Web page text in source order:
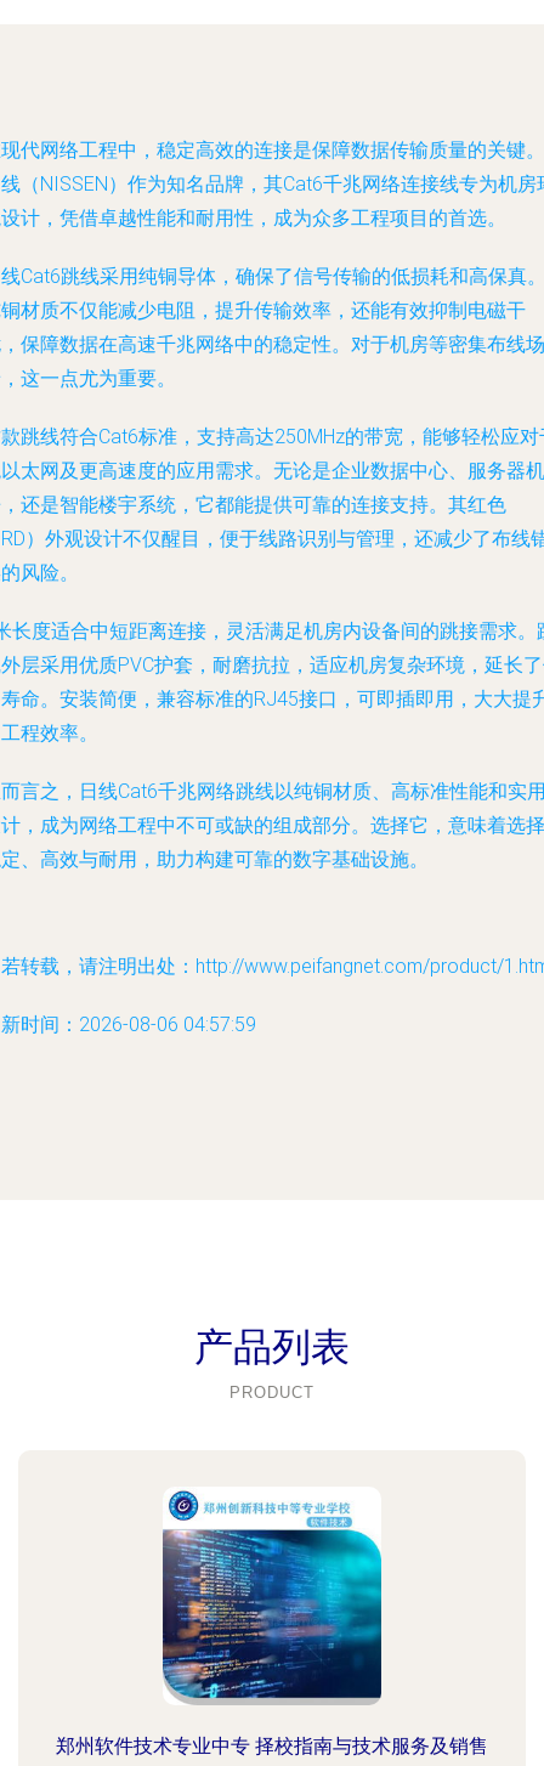
代网络工程中，稳定高效的连接是保障数据传输质量的关键。
（NISSEN）作为知名品牌，其Cat6千兆网络连接线专为机房
计，凭借卓越性能和耐用性，成为众多工程项目的首选。
Cat6跳线采用纯铜导体，确保了信号传输的低损耗和高保真
材质不仅能减少电阻，提升传输效率，还能有效抑制电磁干
保障数据在高速千兆网络中的稳定性。对于机房等密集布线场
这一点尤为重要。
跳线符合Cat6标准，支持高达250MHz的带宽，能够轻松应对
太网及更高速度的应用需求。无论是企业数据中心、服务器机
还是智能楼宇系统，它都能提供可靠的连接支持。其红色
）外观设计不仅醒目，便于线路识别与管理，还减少了布线
风险。
长度适合中短距离连接，灵活满足机房内设备间的跳接需求。
层采用优质PVC护套，耐磨抗拉，适应机房复杂环境，延长
命。安装简便，兼容标准的RJ45接口，可即插即用，大大提
程效率。
言之，日线Cat6千兆网络跳线以纯铜材质、高标准性能和实
，成为网络工程中不可或缺的组成部分。选择它，意味着选择
、高效与耐用，助力构建可靠的数字基础设施。
转载，请注明出处：http://www.peifangnet.com/product/
时间：2026-08-06 04:57:59
产品列表
PRODUCT
郑州软件技术专业中专 择校指南与技术服务及销售